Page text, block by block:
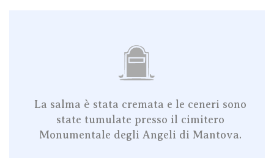
La salma è stata cremata e le ceneri sono
state tumulate presso il cimitero
Monumentale degli Angeli di Mantova.